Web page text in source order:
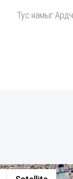
Тус намыг